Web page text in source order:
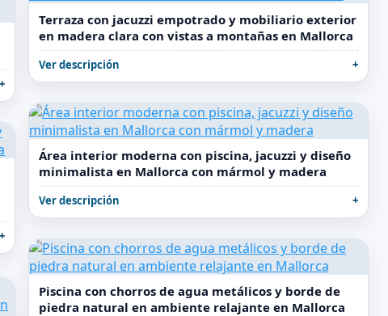
Terraza con jacuzzi empotrado y mobiliario exterior
en madera clara con vistas a montañas en Mallorca
Ver descripción
Área interior moderna con piscina, jacuzzi y diseño
minimalista en Mallorca con mármol y madera
Ver descripción
Piscina con chorros de agua metálicos y borde de
piedra natural en ambiente relajante en Mallorca